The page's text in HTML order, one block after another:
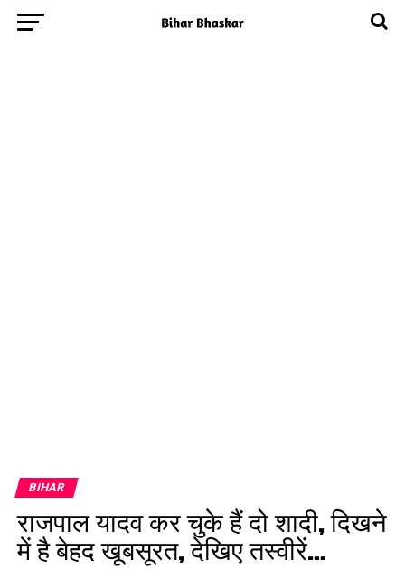
BIHAR
राजपाल यादव कर चुके हैं दो शादी, दिखने
में है बेहद खूबसूरत, देखिए तस्वीरें…